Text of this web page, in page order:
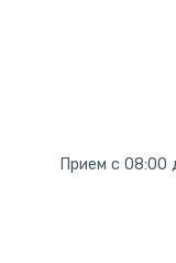
Прием с 08:00